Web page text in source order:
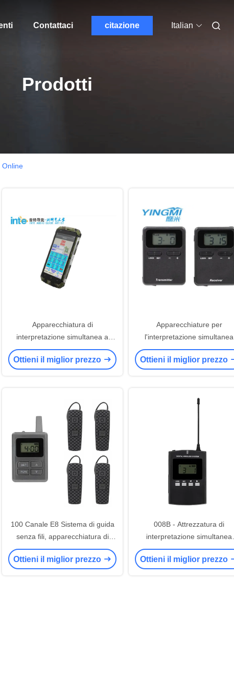
Contattaci citazione Italian
Prodotti
Online
Apparecchiatura di
interpretazione simultanea a
mano A9 Android Intelligent
Audio Guide Device
Ottieni il miglior prezzo
Apparecchiature per
l'interpretazione simultanea
portatili per insegnamento /
riunione
Ottieni il miglior prezzo
100 Canale E8 Sistema di guida
senza fili, apparecchiatura di
traduzione simultanea.
Ottieni il miglior prezzo
008B - Attrezzatura di
interpretazione simultanea
direzionale Guida turistica
wireless Guida turistica
Ottieni il miglior prezzo